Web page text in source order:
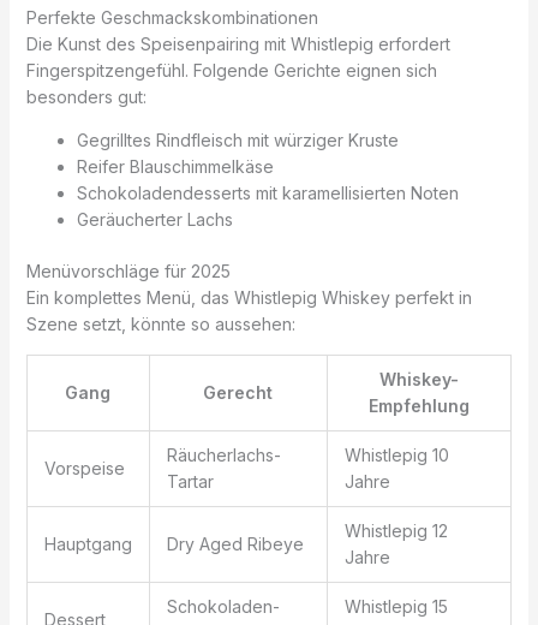
Perfekte Geschmackskombinationen
Die Kunst des Speisenpairing mit Whistlepig erfordert
Fingerspitzengefühl. Folgende Gerichte eignen sich
besonders gut:
Gegrilltes Rindfleisch mit würziger Kruste
Reifer Blauschimmelkäse
Schokoladendesserts mit karamellisierten Noten
Geräucherter Lachs
Menüvorschläge für 2025
Ein komplettes Menü, das Whistlepig Whiskey perfekt in
Szene setzt, könnte so aussehen:
Gang Gerecht
Whiskey-
Empfehlung
Vorspeise
Räucherlachs-
Tartar
Whistlepig 10
Jahre
Hauptgang Dry Aged Ribeye
Whistlepig 12
Jahre
Dessert
Schokoladen-
Whistlepig 15